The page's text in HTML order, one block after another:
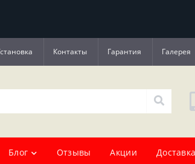
Контакты Гарантия Галерея
Блог Отзывы Акции